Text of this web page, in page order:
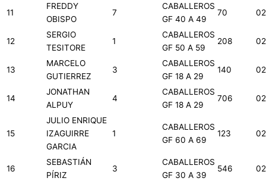
11
FREDDY
OBISPO
7
CABALLEROS
GF 40 A 49
70
12
SERGIO
TESITORE
1
CABALLEROS
GF 50 A 59
208
13
MARCELO
GUTIERREZ
3
CABALLEROS
GF 18 A 29
140
14
JONATHAN
ALPUY
4
CABALLEROS
GF 18 A 29
706
15
JULIO ENRIQUE
IZAGUIRRE
GARCIA
1
CABALLEROS
GF 60 A 69
123
16
SEBASTIÁN
PÍRIZ
3
CABALLEROS
GF 30 A 39
546